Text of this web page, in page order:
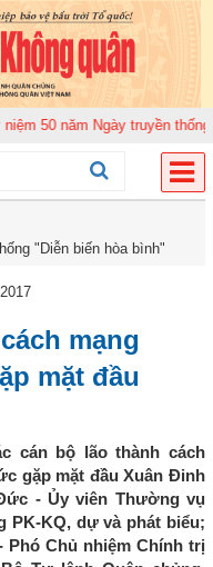
năm Ngày truyền thống (12-
"Diễn biến hòa bình"
mạng
mặt đầu
cán bộ lão thành cách
gặp mặt đầu Xuân Đinh
- Ủy viên Thường vụ
PK-KQ, dự và phát biểu;
Chủ nhiệm Chính trị